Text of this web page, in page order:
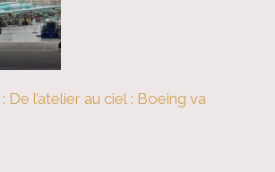
droit de Donald
De l’atelier au ciel : Boeing va